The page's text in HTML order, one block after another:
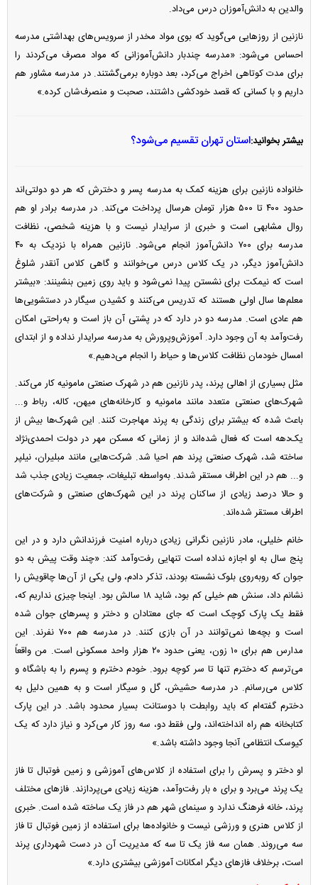
والدین به دانش‌آموزان درس می‌داد.
نازنین از روز‌هایی می‌گوید که بوی مواد مخدر از سرویس‌های بهداشتی مدرسه
احساس می‌شود: «مدرسه چندبار دانش‌آموزانی که مواد مصرف می‌کردند را
برای مدت کوتاهی اخراج می‌کرد، بعد دوباره برمی‌گشتند. در مدرسه مشاور هم
داریم و با کسانی که قصد خودکشی داشتند، صحبت و منصرف‌شان کرده.»
بیشتر بخوانید:استان تهران تقسیم می‌شود؟
خانواده نازنین برای هزینه کمک به مدرسه پسر و دخترش که هر دو دولتی‌اند
حدود ۴۰۰ تا ۵۰۰ هزار تومان هرسال پرداخت می‌کند. در مدرسه برادر او هم
روال مشابهی است و خبری از سرایدار نیست و با هزینه شخصی، نظافت
مدرسه برای ۷۰۰ دانش‌آموز انجام می‌شود. نازنین همراه با نزدیک به ۴۰
دانش‌آموز دیگر، در یک کلاس درس می‌خوانند و گاهی کلاس آنقدر شلوغ
است که نیمکت برای نشستن پیدا نمی‌شود و باید روی زمین بنشینند: «بیشتر
معلم‌ها سال اولی هستند که تدریس می‌کنند و کشیدن سیگار در دستشویی‌ها
هم عادی است. مدرسه دو در دارد که در پشتی آن باز است و به‌راحتی امکان
رفت‌وآمد به آن وجود دارد. آموزش‌وپرورش به مدرسه سرایدار نداده و از ابتدای
امسال خودمان نظافت کلاس‌ها و حیاط را انجام می‌دهیم.»
مثل بسیاری از اهالی پرند، پدر نازنین هم در شهرک صنعتی مامونیه کار می‌کند.
شهرک‌های صنعتی متعدد مانند مامونیه و کارخانه‌های میهن، کاله، رباط و...
باعث شده که بیشتر برای زندگی به پرند مهاجرت کنند. این شهرک‌ها بیش از
یک‌دهه است که فعال شده‌اند و از زمانی که مسکن مهر در دولت احمدی‌نژاد
ساخته شد، شهرک صنعتی پرند هم احیا شد. شرکت‌هایی مانند مبلیران، نیلپر
و... هم در این اطراف مستقر شدند. به‌واسطه تبلیغات، جمعیت زیادی جذب شد
و حالا درصد زیادی از ساکنان پرند در این شهرک‌های صنعتی و شرکت‌های
اطراف مستقر شده‌اند.
خانم خلیلی، مادر نازنین نگرانی زیادی درباره امنیت فرزندانش دارد و در این
پنج سال به او اجازه نداده است تنهایی رفت‌وآمد کند: «چند وقت پیش به دو
جوان که روبه‌روی بلوک نشسته بودند، تذکر دادم، ولی یکی از آن‌ها چاقویش را
نشانم داد، سنش هم خیلی کم بود، شاید ۱۸ سالش بود. اینجا چیزی نداریم که،
فقط یک پارک کوچک است که جای معتادان و دختر و پسر‌های جوان شده
است و بچه‌ها نمی‌توانند در آن بازی کنند. در مدرسه هم ۷۰۰ نفرند. این
مدارس هم برای ۱۰ زون، یعنی حدود ۲۰ هزار واحد مسکونی است. من واقعاً
می‌ترسم که دخترم تنها تا سر کوچه برود. خودم دخترم و پسرم را به باشگاه و
کلاس می‌رسانم. در مدرسه حشیش، گل و سیگار است و به همین دلیل به
دخترم گفته‌ام که باید روابطت با دوستانت بسیار محدود باشد. در این پارک
کتابخانه هم راه انداخته‌اند، ولی فقط دو، سه روز کار می‌کرد و نیاز دارد که یک
کیوسک انتظامی آنجا وجود داشته باشد.»
او دختر و پسرش را برای استفاده از کلاس‌های آموزشی و زمین فوتبال تا فاز
یک پرند می‌برد و برای ه بار رفت‌وآمد، هزینه زیادی می‌پردازند. فاز‌های مختلف
پرند، خانه فرهنگ ندارد و سینمای شهر هم در فاز یک ساخته شده است. خبری
از کلاس هنری و ورزشی نیست و خانواده‌ها برای استفاده از زمین فوتبال تا فاز
سه می‌روند. همان سه فاز یک تا سه که مدیریت آن در دست شهرداری پرند
است، برخلاف فاز‌های دیگر امکانات آموزشی بیشتری دارد.»